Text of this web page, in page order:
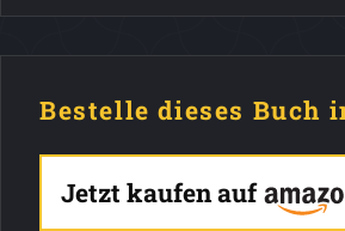
Bestelle dieses Buch
Jetzt kaufen auf